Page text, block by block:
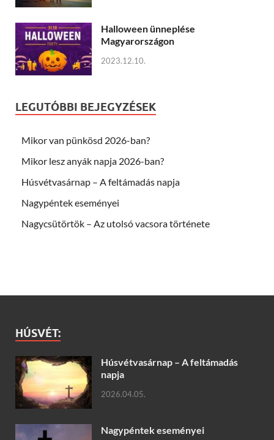
Halloween ünneplése
Magyarországon
2023.12.10.
LEGUTÓBBI BEJEGYZÉSEK
Mikor van pünkösd 2026-ban?
Mikor lesz anyák napja 2026-ban?
Húsvétvasárnap – A feltámadás napja
Nagypéntek eseményei
Nagycsütörtök – Az utolsó vacsora története
HÚSVÉT:
Húsvétvasárnap – A feltámadás
napja
2026.04.05.
Nagypéntek eseményei